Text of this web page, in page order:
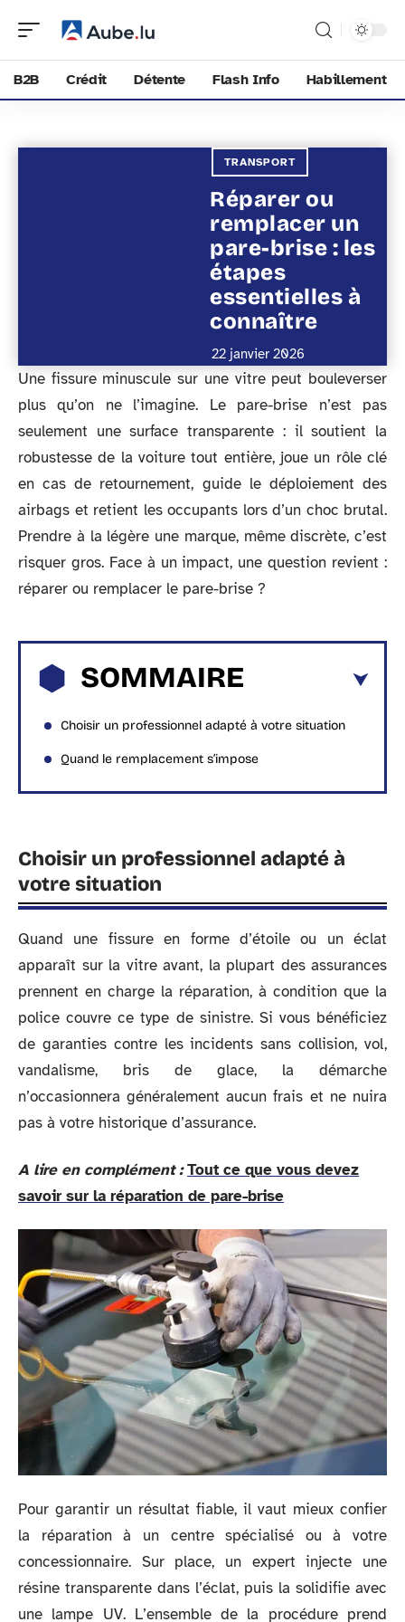
B2B Crédit Détente Flash Info Habillement
TRANSPORT
Réparer ou
remplacer un
pare-brise : les
étapes
essentielles à
connaître
22 janvier 2026
Une fissure minuscule sur une vitre peut bouleverser
plus qu’on ne l’imagine. Le pare-brise n’est pas
seulement une surface transparente : il soutient la
robustesse de la voiture tout entière, joue un rôle clé
en cas de retournement, guide le déploiement des
airbags et retient les occupants lors d’un choc brutal.
Prendre à la légère une marque, même discrète, c’est
risquer gros. Face à un impact, une question revient :
réparer ou remplacer le pare-brise ?
SOMMAIRE
Choisir un professionnel adapté à votre situation
Quand le remplacement s’impose
Choisir un professionnel adapté à
votre situation
Quand une fissure en forme d’étoile ou un éclat
apparaît sur la vitre avant, la plupart des assurances
prennent en charge la réparation, à condition que la
police couvre ce type de sinistre. Si vous bénéficiez
de garanties contre les incidents sans collision, vol,
vandalisme, bris de glace, la démarche
n’occasionnera généralement aucun frais et ne nuira
pas à votre historique d’assurance.
A lire en complément : Tout ce que vous devez
savoir sur la réparation de pare-brise
Pour garantir un résultat fiable, il vaut mieux confier
la réparation à un centre spécialisé ou à votre
concessionnaire. Sur place, un expert injecte une
résine transparente dans l’éclat, puis la solidifie avec
une lampe UV. L’ensemble de la procédure prend